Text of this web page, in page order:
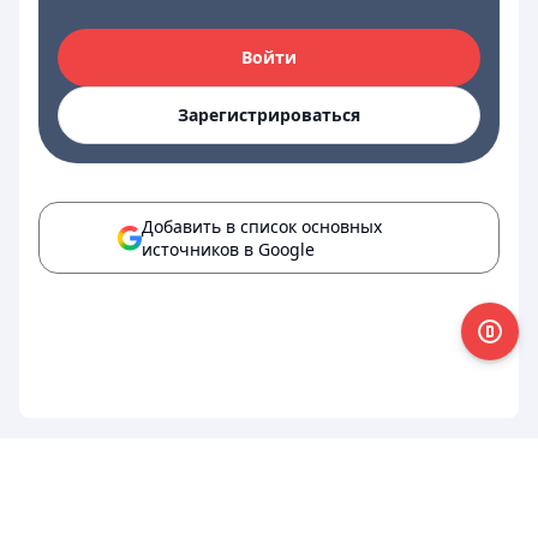
Войти
Зарегистрироваться
Добавить в список основных
источников в Google